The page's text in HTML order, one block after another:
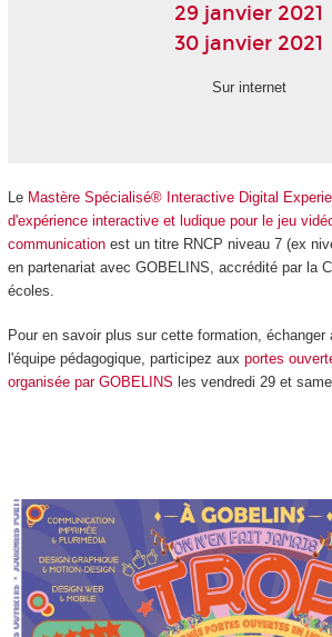
29 janvier 2021
30 janvier 2021
Sur internet
Le Mastère Spécialisé® Interactive Digital
d'expérience interactive et ludique pour le jeu
communicationest un titre RNCP niveau 7 (ex
en partenariat avec GOBELINS, accrédité par la
écoles.
Pour en savoir plus sur cette formation,
l'équipe pédagogique, participez aux portes
organisée par GOBELINS les vendredi 29 et